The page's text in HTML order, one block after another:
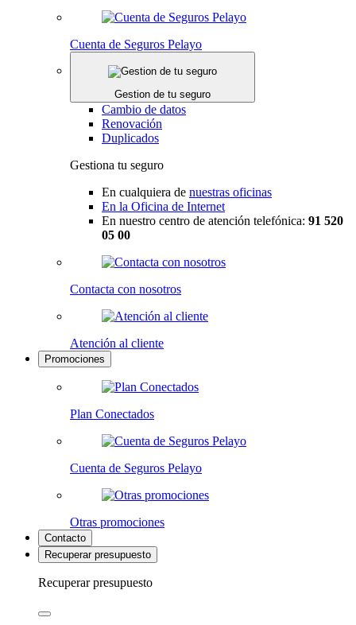
Cuenta de Seguros Pelayo
Gestion de tu seguro
Cambio de datos
Renovación
Duplicados
Gestiona tu seguro
En cualquiera de nuestras oficinas
En la Oficina de Internet
En nuestro centro de atención telefónica: 91 520
05 00
Contacta con nosotros
Atención al cliente
Promociones
Plan Conectados
Cuenta de Seguros Pelayo
Otras promociones
Contacto
Recuperar presupuesto
Recuperar presupuesto